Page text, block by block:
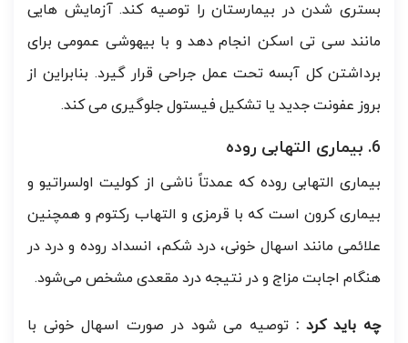
بستری شدن در بیمارستان را توصیه کند. آزمایش هایی
مانند سی تی اسکن انجام دهد و با بیهوشی عمومی برای
برداشتن کل آبسه تحت عمل جراحی قرار گیرد. بنابراین از
بروز عفونت جدید یا تشکیل فیستول جلوگیری می کند.
6. بیماری التهابی روده
بیماری التهابی روده که عمدتاً ناشی از کولیت اولسراتیو و
بیماری کرون است که با قرمزی و التهاب رکتوم و همچنین
علائمی مانند اسهال خونی، درد شکم، انسداد روده و درد در
هنگام اجابت مزاج و در نتیجه درد مقعدی مشخص می‌شود.
چه باید کرد : توصیه می شود در صورت اسهال خونی با